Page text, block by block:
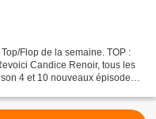
Flop de la semaine. TOP :
Candice Renoir, tous les
4 et 10 nouveaux épisodes.